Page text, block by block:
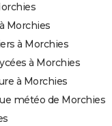
Morchies
à Morchies
à Morchies
à Morchies
météo de Morchies